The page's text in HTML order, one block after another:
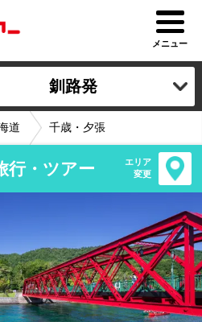
メニュー
釧路発
道 千歳・夕張
行・ツアー
エリア
変更